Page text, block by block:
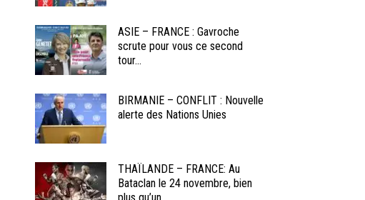
ASIE – FRANCE : Gavroche
scrute pour vous ce second
tour...
BIRMANIE – CONFLIT : Nouvelle
alerte des Nations Unies
THAÏLANDE – FRANCE: Au
Bataclan le 24 novembre, bien